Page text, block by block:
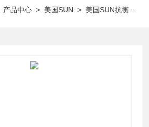
产品中心 > 美国SUN > 美国SUN抗衡阀